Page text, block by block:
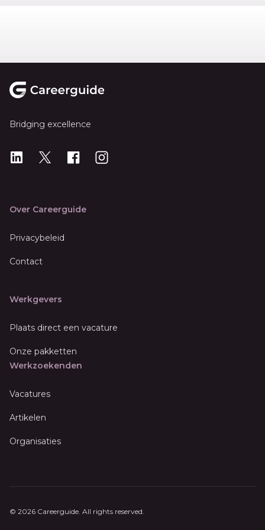
Bridging excellence
LinkedIn
X Instagram
Over Careerguide
Privacybeleid
Contact
Werkgevers
Plaats direct een vacature
Onze pakketten
Werkzoekenden
Vacatures
Artikelen
Organisaties
© 2026 Careerguide. All rights reserved.